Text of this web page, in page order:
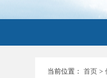
当前位置： 首页 >